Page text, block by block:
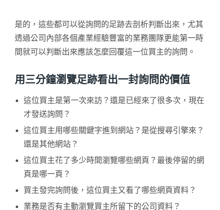
是的，這些都可以從詢問的足跡去剖析判斷出來，尤其
透過公司內部各個產業經驗豐富的業務團隊更能第一時
間就可以判斷出來應該怎麼回覆這一位買主的詢問。
用三分鐘瀏覽足跡看出一封詢問的價值
這位買主是第一次來訪？還是已經來了很多次，現在
才發送詢問？
這位買主用哪些關鍵字進到網站？是從搜尋引擎來？
還是其他網站？
這位買主花了多少時間瀏覽哪些網頁？最後停留的網
頁是哪一頁？
買主發完詢問後，這位買主又看了哪些網頁資料？
業務是否有主動瀏覽買主所留下的公司資料？